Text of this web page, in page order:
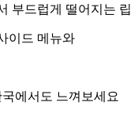
부드럽게 떨어지는 립
이드 메뉴와
에서도 느껴보세요